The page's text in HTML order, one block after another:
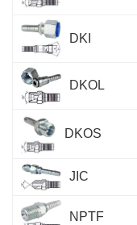
DKI
DKOL
DKOS
JIC
NPTF